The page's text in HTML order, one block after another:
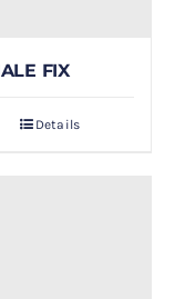
FIX
Details